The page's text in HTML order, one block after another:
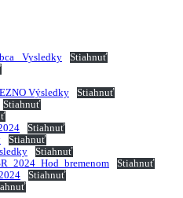
_Vysledky
Stiahnuť
Výsledky
Stiahnuť
Stiahnuť
Stiahnuť
Stiahnuť
Stiahnuť
Stiahnuť
Stiahnuť